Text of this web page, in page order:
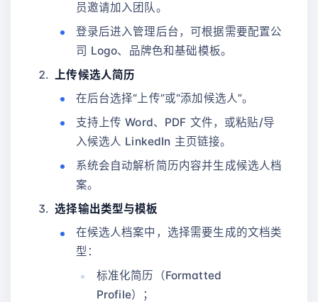
员邀请加入团队。
登录后进入管理后台，可根据需要配置公
司 Logo、品牌色和基础模板。
上传候选人简历
在后台选择“上传”或“添加候选人”。
支持上传 Word、PDF 文件，或粘贴/导
入候选人 LinkedIn 主页链接。
系统会自动解析简历内容并生成候选人档
案。
选择输出类型与模板
在候选人档案中，选择需要生成的文档类
型：
标准化简历（Formatted
Profile）；